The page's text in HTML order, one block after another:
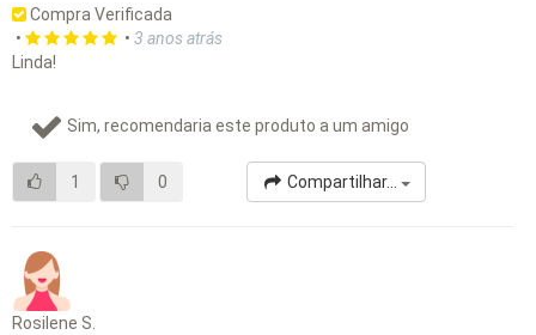
Compra Verificada
•
• 3 anos atrás
Linda!
Sim, recomendaria este produto a um amigo
1 0 Compartilhar...
Rosilene S.